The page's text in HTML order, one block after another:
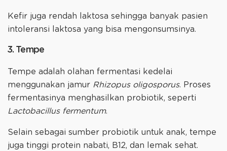
Kefir juga rendah laktosa sehingga banyak pasien
intoleransi laktosa yang bisa mengonsumsinya.
3. Tempe
Tempe adalah olahan fermentasi kedelai
menggunakan jamur Rhizopus oligosporus. Proses
fermentasinya menghasilkan probiotik, seperti
Lactobacillus fermentum.
Selain sebagai sumber probiotik untuk anak, tempe
juga tinggi protein nabati, B12, dan lemak sehat.